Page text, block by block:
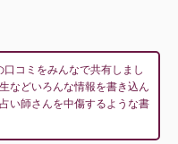
コミをみんなで共有しまし
などいろんな情報を書き込ん
い師さんを中傷するような書